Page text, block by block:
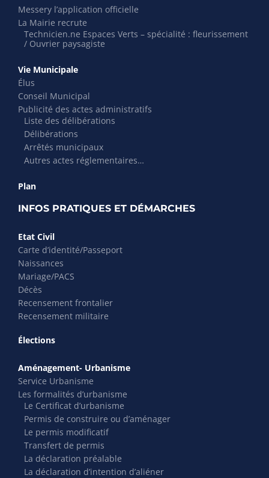
Messery l’application officielle
La Mairie recrute
Technicien.ne Espaces Verts – spécialité : fleurissement
/ Ouvrier paysagiste
Vie Municipale
Élus
Conseil Municipal
Publicité des actes administratifs
Liste des délibérations
Délibérations
Arrêtés municipaux
Autres actes réglementaires…
Plan
INFOS PRATIQUES ET DÉMARCHES
Etat Civil
Carte d’identité/Passeport
Naissances
Mariage/PACS
Décès
Recensement frontalier
Recensement militaire
Élections
Aménagement- Urbanisme
Service Urbanisme
Les formalités d’urbanisme
Le Certificat d’urbanisme
Permis de construire ou d’aménager
Le permis modificatif
Transfert de permis
La déclaration préalable
La déclaration d’intention d’aliéner